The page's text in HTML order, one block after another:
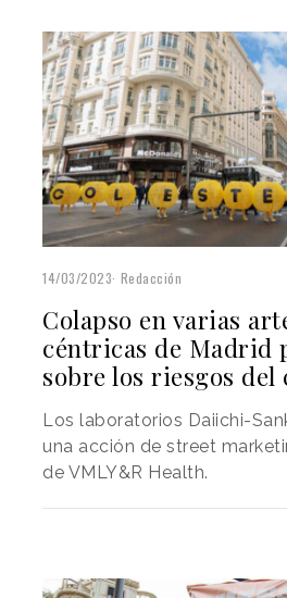
14/03/2023 Redacción
Colapso en varias
céntricas de Madrid
sobre los riesgos
Los laboratorios Daiichi-
una acción de street
de VMLY&R Health.